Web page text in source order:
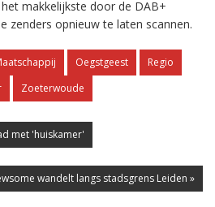
makkelijkste door de DAB+
zenders opnieuw te laten scannen.
Oegstgeest
Regio
Zoeterwoude
met 'huiskamer'
wandelt langs stadsgrens Leiden »